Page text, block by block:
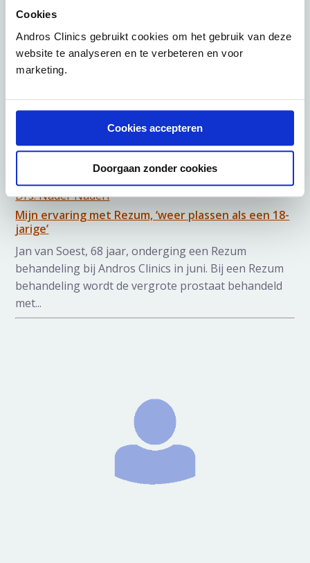
Cookies
Andros Clinics gebruikt cookies om het gebruik van deze
website te analyseren en te verbeteren en voor
marketing.
Cookies accepteren
Doorgaan zonder cookies
resultaten zijn zeer positief’, vertelt Naderi. ‘...
Drs. Nader Naderi
Mijn ervaring met Rezum, ‘weer plassen als een 18-
jarige’
Jan van Soest, 68 jaar, onderging een Rezum
behandeling bij Andros Clinics in juni. Bij een Rezum
behandeling wordt de vergrote prostaat behandeld
met...